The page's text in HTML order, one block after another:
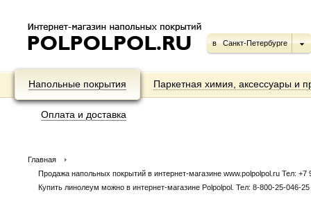
в Санкт-Петербурге
Напольные покрытия Паркетная химия, аксессуары и
Оплата и доставка
Главная
Продажа напольных покрытий в интернет-магазине www.polpolpol.ru Тел:
Купить линолеум можно в интернет-магазине Polpolpol. Тел: 8-800-25-046-25